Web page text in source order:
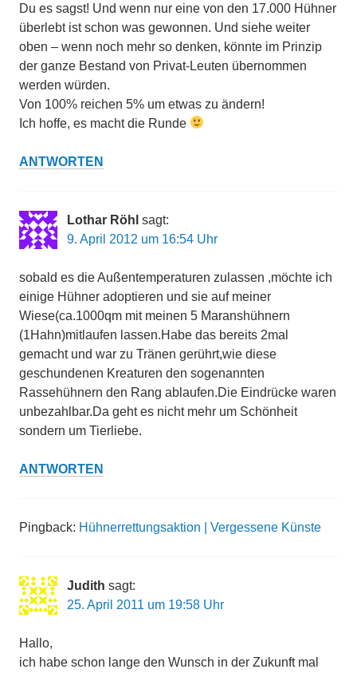
Du es sagst! Und wenn nur eine von den 17.000 Hühner
überlebt ist schon was gewonnen. Und siehe weiter
oben – wenn noch mehr so denken, könnte im Prinzip
der ganze Bestand von Privat-Leuten übernommen
werden würden.
Von 100% reichen 5% um etwas zu ändern!
Ich hoffe, es macht die Runde
ANTWORTEN
Lothar Röhl sagt:
9. April 2012 um 16:54 Uhr
sobald es die Außentemperaturen zulassen ,möchte ich
einige Hühner adoptieren und sie auf meiner
Wiese(ca.1000qm mit meinen 5 Maranshühnern
(1Hahn)mitlaufen lassen.Habe das bereits 2mal
gemacht und war zu Tränen gerührt,wie diese
geschundenen Kreaturen den sogenannten
Rassehühnern den Rang ablaufen.Die Eindrücke waren
unbezahlbar.Da geht es nicht mehr um Schönheit
sondern um Tierliebe.
ANTWORTEN
Pingback: Hühnerrettungsaktion | Vergessene Künste
Judith sagt:
25. April 2011 um 19:58 Uhr
Hallo,
ich habe schon lange den Wunsch in der Zukunft mal